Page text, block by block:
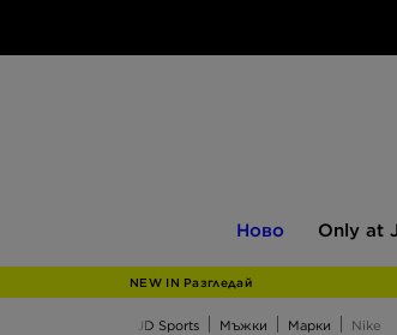
Ново
JD
Only at
NEW IN Разгледай
JD Sports Мъжки Марки Nike